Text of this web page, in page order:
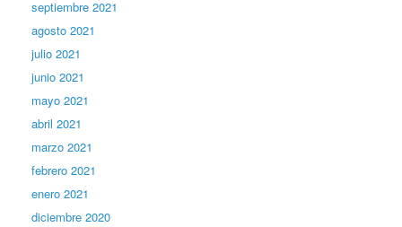
septiembre 2021
agosto 2021
julio 2021
junio 2021
mayo 2021
abril 2021
marzo 2021
febrero 2021
enero 2021
diciembre 2020